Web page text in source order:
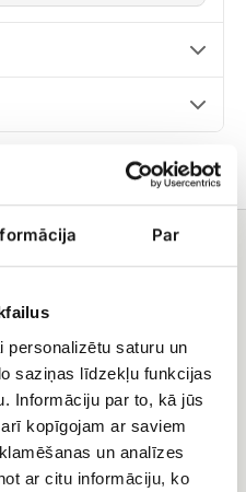
Par
saturu un
saziņas līdzekļu funkcijas
Informāciju par to, kā jūs
kopīgojam ar saviem
un analīzes
ar citu informāciju, ko
tulpju